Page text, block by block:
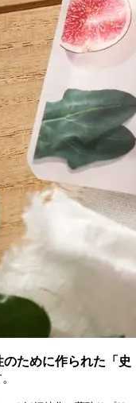
ために作られた「史